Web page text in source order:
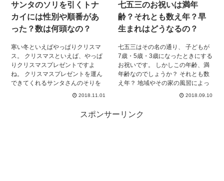
ードの種類や、送り方についてご
説明させて頂きます。
サンタのソリを引くトナ
カイには性別や順番があ
った？数は何頭なの？
寒い冬といえばやっぱりクリスマ
ス。 クリスマスといえば、やっぱ
りクリスマスプレゼントですよ
ね。 クリスマスプレゼントを運ん
できてくれるサンタさんのそりを
ひくトナカイについて知っていま
れ名前や性別が決まっているんで
す。 また、その並ぶ位置や数も決
2018.11.01
七五三のお祝いは満年
齢？それとも数え年？早
生まれはどうなるの？
七五三はその名の通り、 子どもが
7歳・5歳・3歳になったときにする
お祝いです。 しかしこの年齢、満
年齢なのでしょうか？ それとも数
え年？ 地域やその家の風習によっ
ても違うので、 周りの人に聞い
が、 「どっちでもいいよ」なんて
言われると、 どうしたらいいのか
2018.09.10
スポンサーリンク